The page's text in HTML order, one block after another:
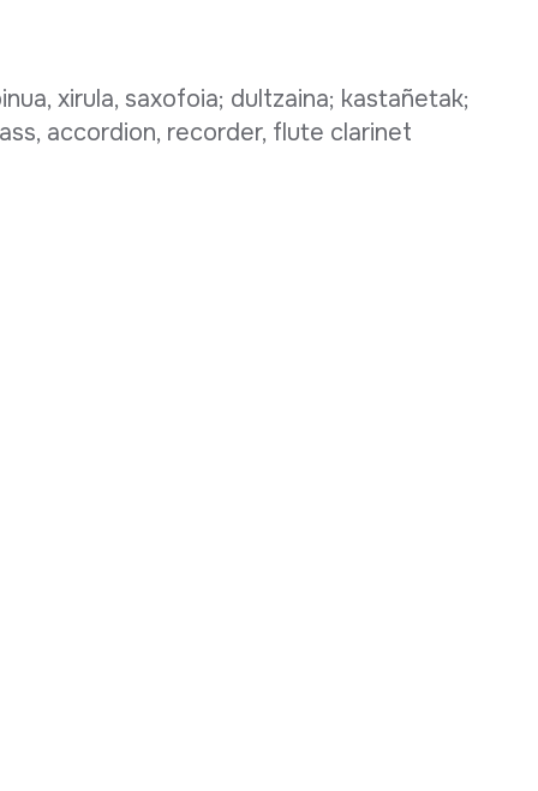
xirula, saxofoia; dultzaina; kastañetak;
accordion, recorder, flute clarinet